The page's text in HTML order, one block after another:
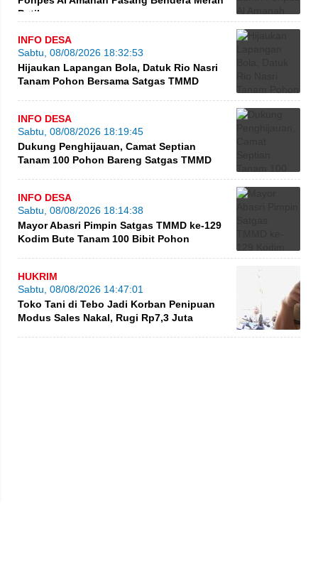
Putih
INFO DESA
Sabtu, 08/08/2026 18:32:53
Hijaukan Lapangan Bola, Datuk Rio Nasri
Tanam Pohon Bersama Satgas TMMD
INFO DESA
Sabtu, 08/08/2026 18:19:45
Dukung Penghijauan, Camat Septian
Tanam 100 Pohon Bareng Satgas TMMD
INFO DESA
Sabtu, 08/08/2026 18:14:38
Mayor Abasri Pimpin Satgas TMMD ke-129
Kodim Bute Tanam 100 Bibit Pohon
HUKRIM
Sabtu, 08/08/2026 14:47:01
Toko Tani di Tebo Jadi Korban Penipuan
Modus Sales Nakal, Rugi Rp7,3 Juta